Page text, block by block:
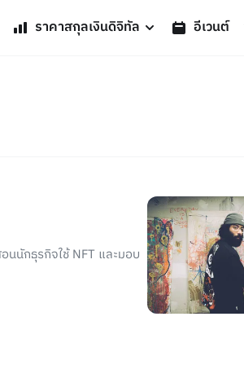
ราคาสกุลเงินดิจิทัล อีเวนต์
นนักธุรกิจใช้ NFT และมอบ